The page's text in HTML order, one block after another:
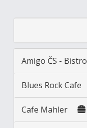
Amigo ČS - Bistro
Blues Rock Cafe
Cafe Mahler